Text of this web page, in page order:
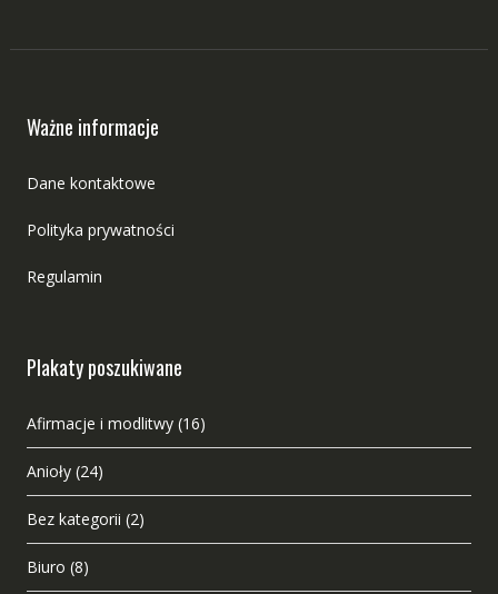
Ważne informacje
Dane kontaktowe
Polityka prywatności
Regulamin
Plakaty poszukiwane
Afirmacje i modlitwy (16)
Anioły (24)
Bez kategorii (2)
Biuro (8)